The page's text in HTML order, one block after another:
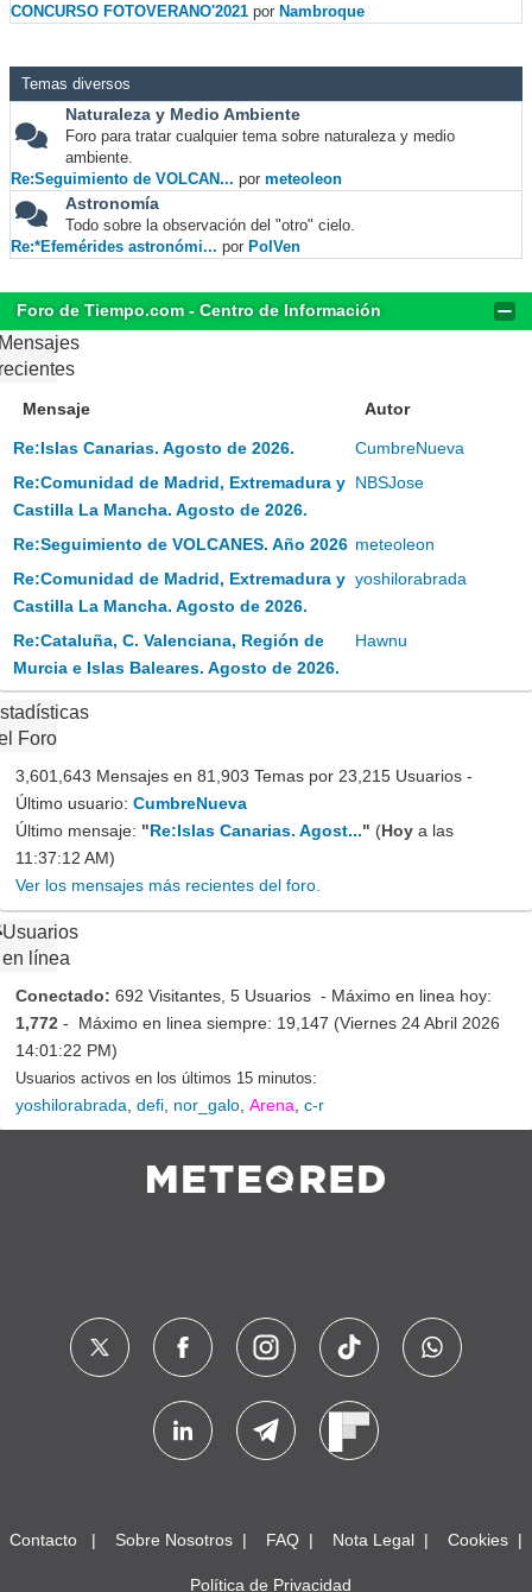
CONCURSO FOTOVERANO'2021 por Nambroque
Temas diversos
Naturaleza y Medio Ambiente
Foro para tratar cualquier tema sobre naturaleza y medio
ambiente.
Re:Seguimiento de VOLCAN... por meteoleon
Astronomía
Todo sobre la observación del "otro" cielo.
Re:*Efemérides astronómi... por PolVen
Foro de Tiempo.com - Centro de Información
Mensaje Autor
Re:Islas Canarias. Agosto de 2026.
CumbreNueva
Re:Comunidad de Madrid, Extremadura y
Castilla La Mancha. Agosto de 2026.
NBSJose
Re:Seguimiento de VOLCANES. Año 2026 meteoleon
Re:Comunidad de Madrid, Extremadura y
Castilla La Mancha. Agosto de 2026.
yoshilorabrada
Re:Cataluña, C. Valenciana, Región de
Murcia e Islas Baleares. Agosto de 2026.
Hawnu
Foro
3,601,643 Mensajes en 81,903 Temas por 23,215 Usuarios -
Último usuario: CumbreNueva
Último mensaje: "Re:Islas Canarias. Agost..." (Hoy a las
11:37:12 AM)
Ver los mensajes más recientes del foro.
Usuarios
en línea
Conectado: 692 Visitantes, 5 Usuarios - Máximo en linea hoy:
1,772 - Máximo en linea siempre: 19,147 (Viernes 24 Abril 2026
14:01:22 PM)
Usuarios activos en los últimos 15 minutos:
yoshilorabrada defi nor_galo Arena c-r
Contacto Sobre Nosotros FAQ Nota Legal Cookies
Política de Privacidad